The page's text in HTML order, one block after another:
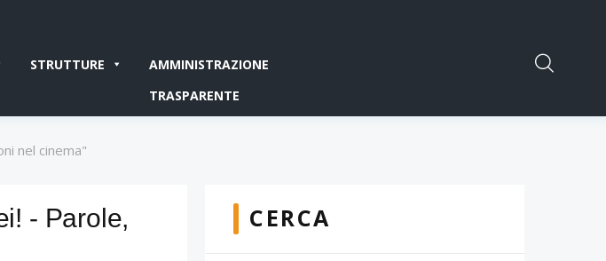
STRUTTURE
AMMINISTRAZIONE
TRASPARENTE
nel cinema"
- Parole,
CERCA